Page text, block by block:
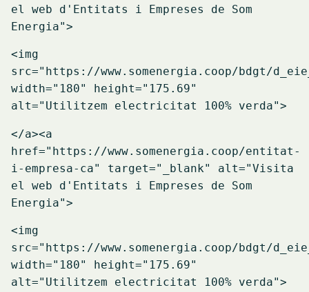
el web d'Entitats i Empreses de Som
Energia">
<img
src="https://www.somenergia.coop/bdgt/
width="180" height="175.69"
alt="Utilitzem electricitat 100% verda">
</a><a
href="https://www.somenergia.coop/entitat-
i-empresa-ca" target="_blank" alt="Visita
el web d'Entitats i Empreses de Som
Energia">
<img
src="https://www.somenergia.coop/bdgt/
width="180" height="175.69"
alt="Utilitzem electricitat 100% verda">